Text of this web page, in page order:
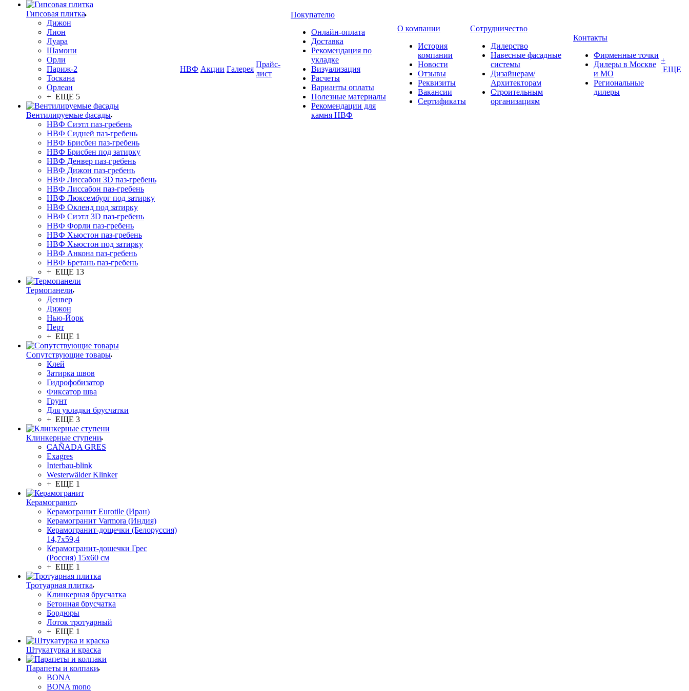
Гипсовая плитка
Дижон
Лион
Луара
Шамони
Орли
Париж-2
Тоскана
Орлеан
+ ЕЩЕ 5
Вентилируемые фасады
НВФ Сиэтл паз-гребень
НВФ Сидней паз-гребень
НВФ Брисбен паз-гребень
НВФ Брисбен под затирку
НВФ Денвер паз-гребень
НВФ Дижон паз-гребень
НВФ Лиссабон 3D паз-гребень
НВФ Лиссабон паз-гребень
НВФ Люксембург под затирку
НВФ Окленд под затирку
НВФ Сиэтл 3D паз-гребень
НВФ Форли паз-гребень
НВФ Хьюстон паз-гребень
НВФ Хьюстон под затирку
НВФ Анкона паз-гребень
НВФ Бретань паз-гребень
+ ЕЩЕ 13
Термопанели
Денвер
Дижон
Нью-Йорк
Перт
+ ЕЩЕ 1
Сопутствующие товары
Клей
Затирка швов
Гидрофобизатор
Фиксатор шва
Грунт
Для укладки брусчатки
+ ЕЩЕ 3
Клинкерные ступени
CAÑADA GRES
Exagres
Interbau-blink
Westerwälder Klinker
+ ЕЩЕ 1
Керамогранит
Керамогранит Eurotile (Иран)
Керамогранит Varmora (Индия)
Керамогранит-дощечки (Белоруссия)
14,7x59,4
Керамогранит-дощечки Грес
(Россия) 15х60 см
+ ЕЩЕ 1
Тротуарная плитка
Клинкерная брусчатка
Бетонная брусчатка
Бордюры
Лоток тротуарный
+ ЕЩЕ 1
Штукатурка и краска
Парапеты и колпаки
BONA
BONA mono
НВФ Акции Галерея
Прайс-
лист
Покупателю
Онлайн-оплата
Доставка
Рекомендация по
укладке
Визуализация
Расчеты
Варианты оплаты
Полезные материалы
Рекомендации для
камня НВФ
О компании
История
компании
Новости
Отзывы
Реквизиты
Вакансии
Сертификаты
Сотрудничество
Дилерство
Навесные фасадные
системы
Дизайнерам/
Архитекторам
Строительным
организациям
Контакты
Фирменные точки
Дилеры в Москве
и МО
Региональные
дилеры
+
ЕЩЕ